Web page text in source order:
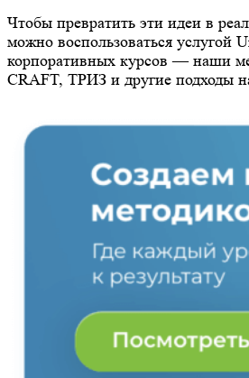
Чтобы превратить эти идеи в
можно воспользоваться услугой
корпоративных курсов — наши
CRAFT, ТРИЗ и другие подходы